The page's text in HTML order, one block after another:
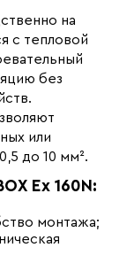
на
с тепловой
без
или
до 10 мм².
Ex 160N:
монтажа;